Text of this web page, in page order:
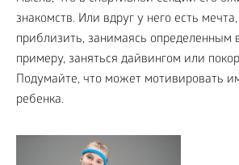
знакомств. Или вдруг у него есть
приблизить, занимаясь определенным
примеру, заняться дайвингом или
Подумайте, что может мотивировать
ребенка.